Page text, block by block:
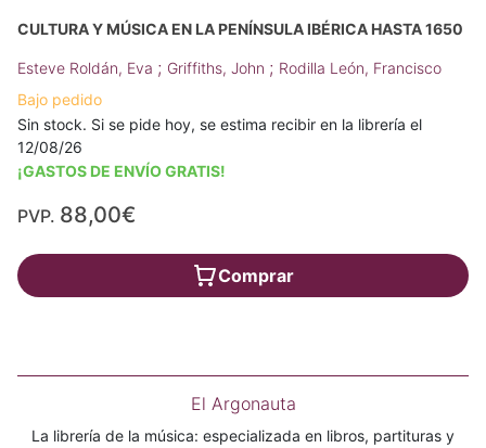
CULTURA Y MÚSICA EN LA PENÍNSULA IBÉRICA HASTA 1650
Esteve Roldán, Eva ; Griffiths, John ; Rodilla León, Francisco
Bajo pedido
Sin stock. Si se pide hoy, se estima recibir en la librería el
12/08/26
¡GASTOS DE ENVÍO GRATIS!
PVP. 88,00€
Comprar
El Argonauta
La librería de la música: especializada en libros, partituras y